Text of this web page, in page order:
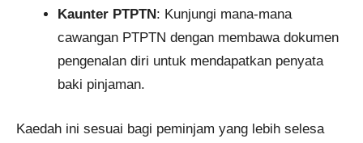
Kaunter PTPTN : Kunjungi mana-mana
cawangan PTPTN dengan membawa dokumen
pengenalan diri untuk mendapatkan penyata
baki pinjaman.
Kaedah ini sesuai bagi peminjam yang lebih selesa